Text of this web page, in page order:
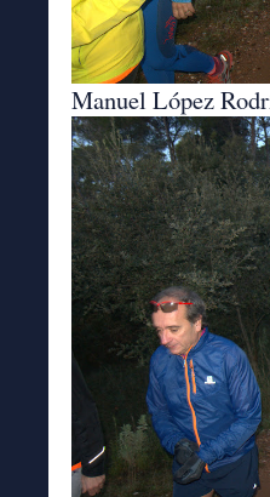
Manuel López